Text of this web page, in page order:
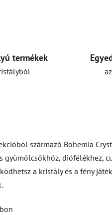
termékek
származó Bohemia
gyümölcsökhöz, diófélékhez,
a kristály és a fény